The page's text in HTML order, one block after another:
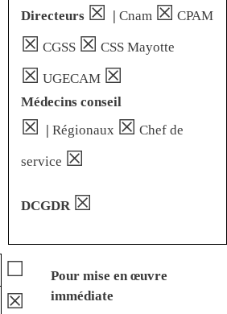
Directeurs ☒ | Cnam ☒ CPAM
☒ CGSS ☒ CSS Mayotte
☒ UGECAM ☒
Médecins conseil
☒ | Régionaux ☒ Chef de
service ☒
DCGDR ☒
☐
☒
Pour mise en œuvre
immédiate